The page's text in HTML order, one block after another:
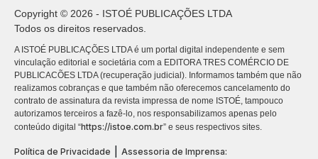
Copyright © 2026 - ISTOÉ PUBLICAÇÕES LTDA
Todos os direitos reservados.
A ISTOÉ PUBLICAÇÕES LTDA é um portal digital independente e sem
vinculação editorial e societária com a EDITORA TRES COMÉRCIO DE
PUBLICACÕES LTDA (recuperação judicial). Informamos também que não
realizamos cobranças e que também não oferecemos cancelamento do
contrato de assinatura da revista impressa de nome ISTOÉ, tampouco
autorizamos terceiros a fazê-lo, nos responsabilizamos apenas pelo
conteúdo digital “https://istoe.com.br” e seus respectivos sites.
Política de Privacidade Assessoria de Imprensa: